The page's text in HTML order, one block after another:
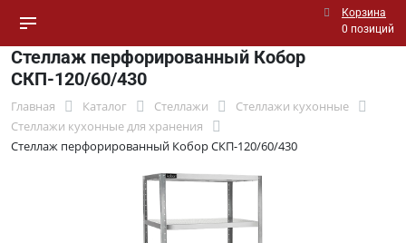
Корзина
0 позиций
Стеллаж перфорированный Кобор
СКП-120/60/430
Главная Каталог Стеллажи
Стеллажи кухонные
Стеллажи кухонные для хранения
Стеллаж перфорированный Кобор СКП-120/60/430